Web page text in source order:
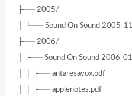
├── 2005/
│ └── Sound On Sound 2005-
├── 2006/
│ ├── Sound On Sound 2006-
│ │ ├── antaresavox.pdf
│ │ ├── applenotes.pdf